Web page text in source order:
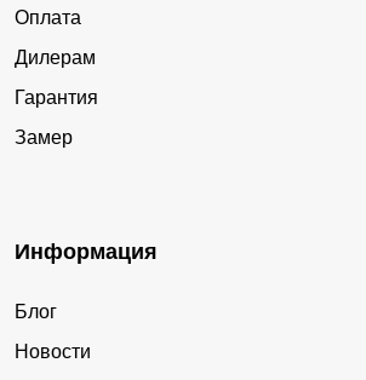
Оплата
Дилерам
Гарантия
Замер
Информация
Блог
Новости